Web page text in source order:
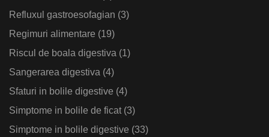
Refluxul gastroesofagian (3)
Regimuri alimentare (19)
Riscul de boala digestiva (1)
Sangerarea digestiva (4)
Sfaturi in bolile digestive (4)
Simptome in bolile de ficat(3)
Simptome in bolile digestive (33)